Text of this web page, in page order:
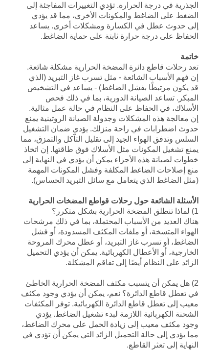
الجذرية في درجة الحرارة. تؤدي التغييرات المفاجئة إلى
الضغط على الضاغط والمكونات الأخرى، مما قد يؤدي
إلى حدوث عطل في الكسارة ومشكلات أخرى. يساعد
الحفاظ على درجة حرارة ثابتة على حماية الضاغط.
خاتمة
تعد رحلات قاطع دائرة المضخة الحرارية مشكلة شائعة.
إن فهم الأسباب الشائعة - مثل تسرب غاز التبريد (الذي
قد يكون مرتبطًا بفشل الضاغط) - يساعد في التشخيص
المبكر. تساعد الصيانة الدورية، بما في ذلك فحص
الأسلاك، في الحفاظ على النظام في حالة عمل مثالية.
إن معالجة هذه المشكلات وجدولة الصيانة الروتينية يمنع
حدوث اضطرابات في راحة منزلك. يؤدي ضمان التشغيل
السلس وتدفق الهواء الجيد إلى تقليل التآكل والتمزق، مما
يمنع تشغيل المكونات مثل الأسلاك فوق طاقتها. إن اتخاذ
خطوات لصيانة هذه الأجزاء يمكن أن يؤدي في النهاية إلى
منع إصلاحات الضاغط المكلفة وفشل المكونات المهمة
(مثل الضاغط الذي يتعامل مع سائل التبريد الحساس).
الأسئلة الشائعة حول رحلات قواطع المضخات الحرارية
1) لماذا تنطلق المضخة الحرارية بشكل متكرر؟
هناك العديد من الأسباب المحتملة، بما في ذلك مرشحات
الهواء المتسخة، أو ملفات المكثف المسدودة، أو فشل
الضاغط، أو تسرب غاز التبريد، أو عطل محرك المروحة
الخارجية، أو الأعطال الكهربائية. يمكن أن يؤدي التحميل
الزائد على النظام أيضًا إلى تفاقم المشكلة.
2) هل يمكن أن يتسبب مكثف المضخة الحرارية الخاطئ
في تعطل قاطع الدائرة؟ نعم، يمكن أن يؤدي وجود مكثف
معيب إلى تعطل قاطع الدائرة الكهربائية. توفر المكثفات
الشحنة الكهربائية اللازمة لبدء تشغيل الضاغط. يؤدي
وجود مكثف معيب إلى زيادة الحمل على محرك الضاغط،
مما يؤدي إلى حالة التحميل الزائد التي يمكن أن تؤدي في
النهاية إلى تعثر القاطع.